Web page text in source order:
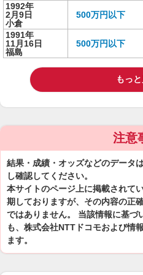
1992年
2月9日
小倉
500万円以下
1991年
11月16日
福島
500万円以下
もっ
注意
結果・成績・オッズなどのデータ
し確認してください。
本サイトのページ上に掲載されて
期しておりますが、その内容の正
ではありません。 当該情報に基づ
も、株式会社NTTドコモおよび情
ます。